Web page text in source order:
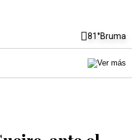
81°Bruma